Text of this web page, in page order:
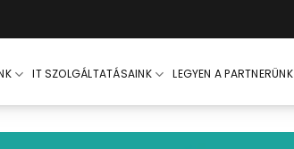
IT SZOLGÁLTATÁSAINK LEGYEN A PARTNERÜNK